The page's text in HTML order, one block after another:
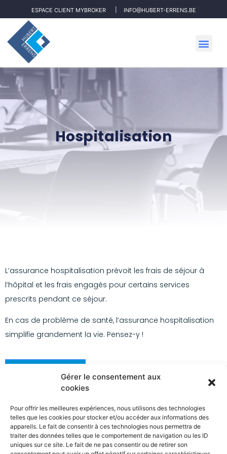
Gérer le consentement aux
cookies
Pour offrir les meilleures expériences, nous utilisons des technologies
telles que les cookies pour stocker et/ou accéder aux informations des
appareils. Le fait de consentir à ces technologies nous permettra de
traiter des données telles que le comportement de navigation ou les ID
uniques sur ce site. Le fait de ne pas consentir ou de retirer son
ESPACE CLIENT MYBROKER INFO@HUBERT-ERRENS.BE
Hospitalisation
L’assurance hospitalisation prévoit les frais de séjour à
l’hôpital et les frais engagés pour certains services
prescrits pendant ce séjour.
En cas de problème de santé, l’assurance hospitalisation
simplifie grandement la vie. Pensez-y !